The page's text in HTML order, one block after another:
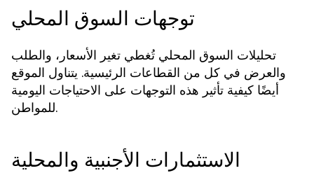
توجهات السوق المحلي
تحليلات السوق المحلي تُغطي تغير الأسعار، والطلب
والعرض في كل من القطاعات الرئيسية. يتناول الموقع
أيضًا كيفية تأثير هذه التوجهات على الاحتياجات اليومية
للمواطن.
الاستثمارات الأجنبية والمحلية